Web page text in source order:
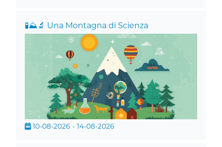
🧪⛰️🔬 Una Montagna di Scienza
10-08-2026 - 14-08-2026